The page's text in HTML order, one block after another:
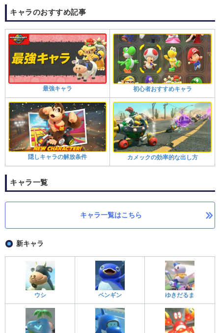
キャラのおすすめ記事
最強キャラ 初心者おすすめキャラ
隠しキャラの解放条件 カメックの効率的な出し方
キャラ一覧
キャラ一覧はこちら
新キャラ
ウシ ペンギン ゆきだるま